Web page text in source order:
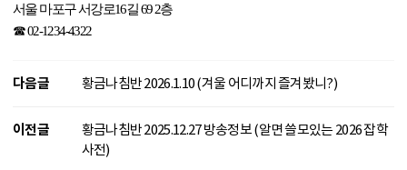
서울 마포구 서강로16길69 2층
☎02-1234-4322
다음글 황금나침반 2026.1.10 (겨울 어디까지 즐겨봤니?)
이전글
황금나침반 2025.12.27 방송정보 (알면 쓸모있는 2026 잡학
사전)